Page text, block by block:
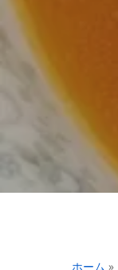
ホーム »